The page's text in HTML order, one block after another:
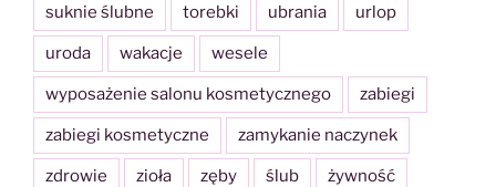
suknie ślubne torebki ubrania urlop
uroda wakacje wesele
wyposażenie salonu kosmetycznego zabiegi
zabiegi kosmetyczne zamykanie naczynek
zdrowie zioła zęby ślub żywność